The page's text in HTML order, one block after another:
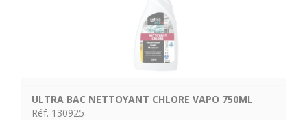
ULTRA BAC NETTOYANT CHLORE VAPO 750ML
Réf. 130925